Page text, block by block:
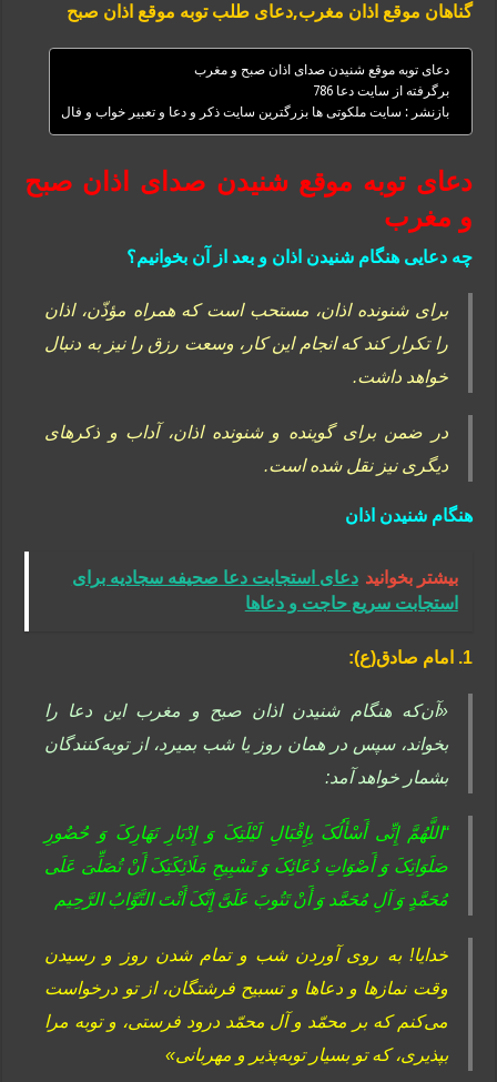
گناهان موقع اذان مغرب,دعای طلب توبه موقع اذان صبح
دعای توبه موقع شنیدن صدای اذان صبح و مغرب
برگرفته از سایت دعا 786
بازنشر : سایت ملکوتی ها بزرگترین سایت ذکر و دعا و تعبیر خواب و فال
دعای توبه موقع شنیدن صدای اذان صبح
و مغرب
چه دعایی هنگام شنیدن اذان و بعد از آن بخوانیم؟
برای شنونده اذان، مستحب است که همراه مؤذّن، اذان
را تکرار کند که انجام این کار، وسعت رزق را نیز به دنبال
خواهد داشت.
در ضمن برای گوینده و شنونده اذان، آداب و ذکرهای
دیگری نیز نقل شده است.
هنگام شنیدن اذان
بیشتر بخوانید دعای استجابت دعا صحیفه سجادیه برای
استجابت سریع حاجت و دعاها
1. امام صادق(ع)‏:
«آن‌که هنگام شنیدن اذان صبح و مغرب این دعا را
بخواند، سپس در همان روز یا شب بمیرد، از توبه‌کنندگان
بشمار خواهد آمد:
“اللَّهُمَّ إِنِّی أَسْأَلُکَ بِإِقْبَالِ لَیْلَتِکَ وَ إِدْبَارِ نَهَارِکَ وَ حُضُورِ
صَلَوَاتِکَ وَ أَصْوَاتِ دُعَائِکَ وَ تَسْبِیحِ مَلَائِکَتِکَ أَنْ تُصَلِّیَ عَلَى
مُحَمَّدٍ وَ آلِ مُحَمَّد وَ أَنْ تَتُوبَ عَلَیَّ إِنَّکَ أَنْتَ التَّوَّابُ الرَّحِیم‏
خدایا! به روى آوردن شب و تمام شدن روز و رسیدن
وقت نمازها و دعاها و تسبیح فرشتگان، از تو درخواست
می‌کنم که بر محمّد و آل محمّد درود فرستى، و توبه مرا
بپذیرى، که تو بسیار توبه‌پذیر و مهربانى»